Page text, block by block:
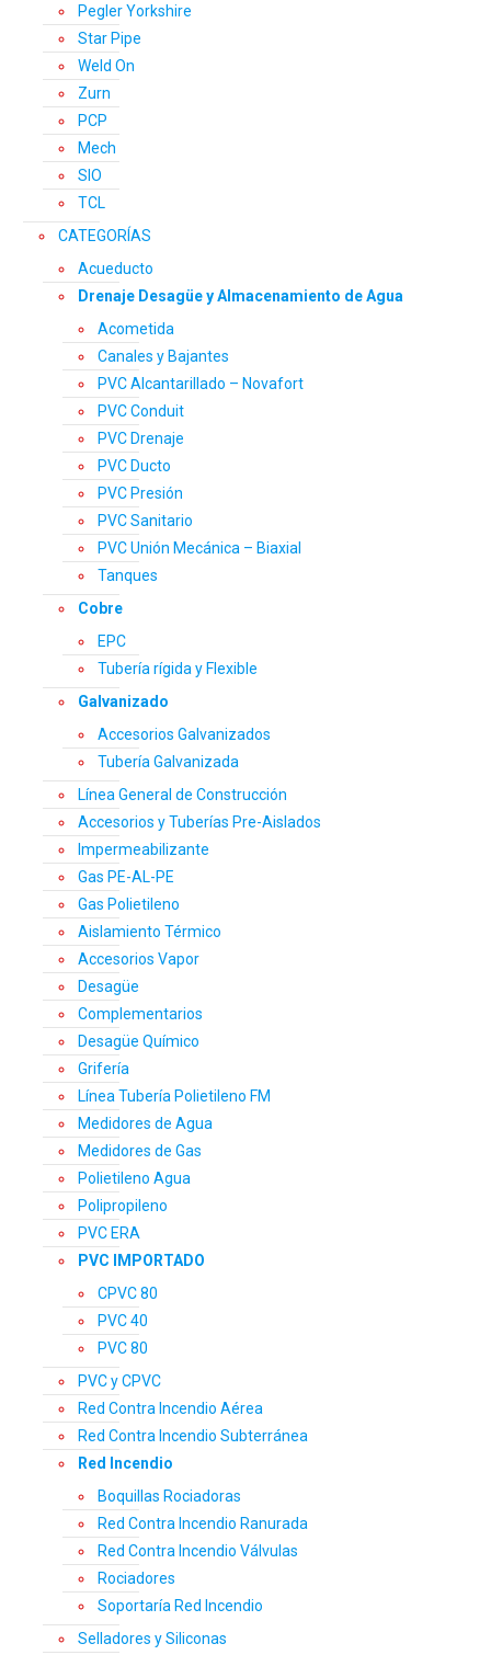
Pegler Yorkshire
Star Pipe
Weld On
Zurn
PCP
Mech
SIO
TCL
CATEGORÍAS
Acueducto
Drenaje Desagüe y Almacenamiento de Agua
Acometida
Canales y Bajantes
PVC Alcantarillado – Novafort
PVC Conduit
PVC Drenaje
PVC Ducto
PVC Presión
PVC Sanitario
PVC Unión Mecánica – Biaxial
Tanques
Cobre
EPC
Tubería rígida y Flexible
Galvanizado
Accesorios Galvanizados
Tubería Galvanizada
Línea General de Construcción
Accesorios y Tuberías Pre-Aislados
Impermeabilizante
Gas PE-AL-PE
Gas Polietileno
Aislamiento Térmico
Accesorios Vapor
Desagüe
Complementarios
Desagüe Químico
Grifería
Línea Tubería Polietileno FM
Medidores de Agua
Medidores de Gas
Polietileno Agua
Polipropileno
PVC ERA
PVC IMPORTADO
CPVC 80
PVC 40
PVC 80
PVC y CPVC
Red Contra Incendio Aérea
Red Contra Incendio Subterránea
Red Incendio
Boquillas Rociadoras
Red Contra Incendio Ranurada
Red Contra Incendio Válvulas
Rociadores
Soportaría Red Incendio
Selladores y Siliconas